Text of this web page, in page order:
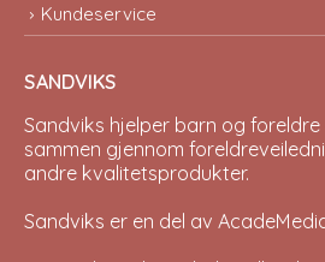
Kundeservice
SANDVIKS
Sandviks hjelper barn og
sammen gjennom
andre kvalitetsprodukter.
Sandviks er en del av